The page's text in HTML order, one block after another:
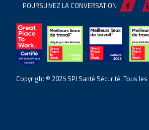
POURSUIVEZ LA CONVERSATION
Copyright © 2025 SPI Santé Sécurité. Tous